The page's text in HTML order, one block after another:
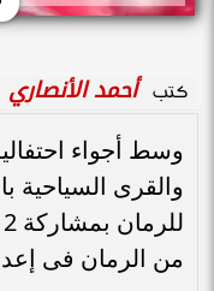
كتب أحمد الأنصاري
وسط أجواء
والقرى السياحية
من الرمان فى